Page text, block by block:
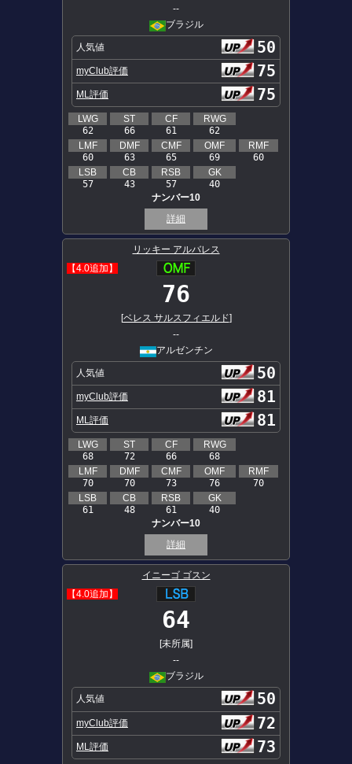
--
ブラジル
人気値 50
myClub評価 75
ML評価 75
LWG
62
ST
66
CF
61
RWG
62
LMF
60
DMF
63
CMF
65
OMF
69
RMF
60
LSB
57
CB
43
RSB
57
GK
40
ナンバー10
詳細
リッキー アルバレス
【4.0追加】
76
[ベレス サルスフィエルド]
--
アルゼンチン
人気値 50
myClub評価 81
ML評価 81
LWG
68
ST
72
CF
66
RWG
68
LMF
70
DMF
70
CMF
73
OMF
76
RMF
70
LSB
61
CB
48
RSB
61
GK
40
ナンバー10
詳細
イニーゴ ゴスン
【4.0追加】
64
[未所属]
--
ブラジル
人気値 50
myClub評価 72
ML評価 73